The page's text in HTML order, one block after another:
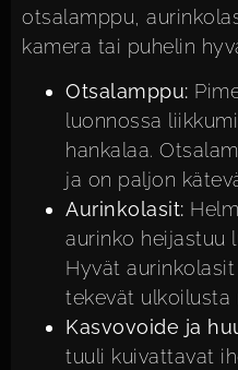
otsalamppu,
kamera tai puhelin
Otsalamppu:
luonnossa
hankalaa.
ja on paljon
Aurinkolasit:
aurinko heijastuu
Hyvät
tekevät ulkoilusta
Kasvovoide ja
tuuli kuivattavat